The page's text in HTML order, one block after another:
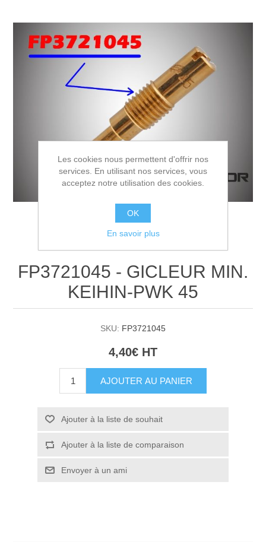
FP3721045 - GICLEUR MIN.
KEIHIN-PWK 45
SKU: FP3721045
4,40€ HT
AJOUTER AU PANIER
Ajouter à la liste de souhait
Ajouter à la liste de comparaison
Envoyer à un ami
Les cookies nous permettent d'offrir nos
services. En utilisant nos services, vous
acceptez notre utilisation des cookies.
OK
En savoir plus